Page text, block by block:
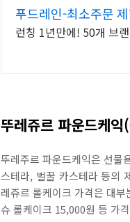
푸드레인-최소주문
런칭 1년만에! 50개 브
뚜레쥬르 파운드케
뚜레주르 파운드케익은 선물
스테라, 벌꿀 카스테라 등의
레쥬르 롤케이크 가격은 대
슈 롤케이크 15,000원 등 가